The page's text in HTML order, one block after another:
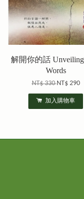
解開你的話
Words
NT$ 330NT$ 290
加入購物車